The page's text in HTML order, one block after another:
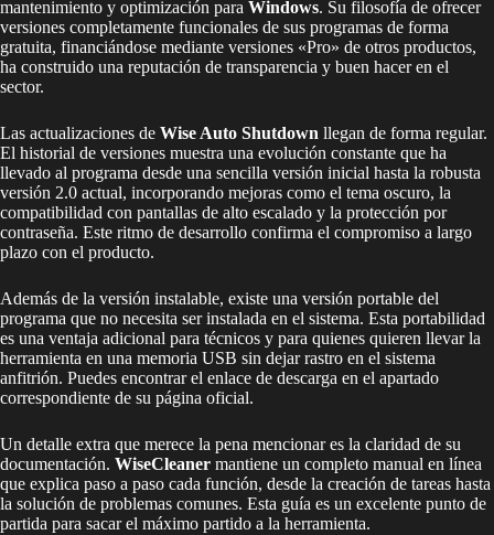
mantenimiento y optimización para Windows. Su filosofía de ofrecer
versiones completamente funcionales de sus programas de forma
gratuita, financiándose mediante versiones «Pro» de otros productos,
ha construido una reputación de transparencia y buen hacer en el
sector.
Las actualizaciones de Wise Auto Shutdown llegan de forma regular.
El historial de versiones muestra una evolución constante que ha
llevado al programa desde una sencilla versión inicial hasta la robusta
versión 2.0 actual, incorporando mejoras como el tema oscuro, la
compatibilidad con pantallas de alto escalado y la protección por
contraseña. Este ritmo de desarrollo confirma el compromiso a largo
plazo con el producto.
Además de la versión instalable, existe una versión portable del
programa que no necesita ser instalada en el sistema. Esta portabilidad
es una ventaja adicional para técnicos y para quienes quieren llevar la
herramienta en una memoria USB sin dejar rastro en el sistema
anfitrión. Puedes encontrar el enlace de descarga en el apartado
correspondiente de su página oficial.
Un detalle extra que merece la pena mencionar es la claridad de su
documentación. WiseCleaner mantiene un completo manual en línea
que explica paso a paso cada función, desde la creación de tareas hasta
la solución de problemas comunes. Esta guía es un excelente punto de
partida para sacar el máximo partido a la herramienta.